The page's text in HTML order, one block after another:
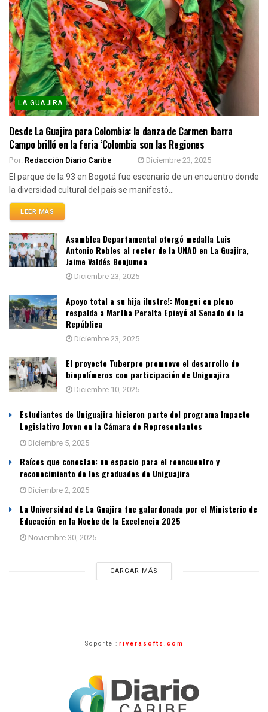
LA GUAJIRA
Desde La Guajira para Colombia: la danza de Carmen Ibarra
Campo brilló en la feria ‘Colombia son las Regiones
Por: Redacción Diario Caribe Diciembre 23, 2025
El parque de la 93 en Bogotá fue escenario de un encuentro donde
la diversidad cultural del país se manifestó...
LEER MÁS
Asamblea Departamental otorgó medalla Luis
Antonio Robles al rector de la UNAD en La Guajira,
Jaime Valdés Benjumea
Diciembre 23, 2025
Apoyo total a su hija ilustre!: Monguí en pleno
respalda a Martha Peralta Epieyú al Senado de la
República
Diciembre 23, 2025
El proyecto Tuberpro promueve el desarrollo de
biopolímeros con participación de Uniguajira
Diciembre 10, 2025
Estudiantes de Uniguajira hicieron parte del programa Impacto
Legislativo Joven en la Cámara de Representantes
Diciembre 5, 2025
Raíces que conectan: un espacio para el reencuentro y
reconocimiento de los graduados de Uniguajira
Diciembre 2, 2025
La Universidad de La Guajira fue galardonada por el Ministerio de
Educación en la Noche de la Excelencia 2025
Noviembre 30, 2025
CARGAR MÁS
Soporte : riverasofts.com